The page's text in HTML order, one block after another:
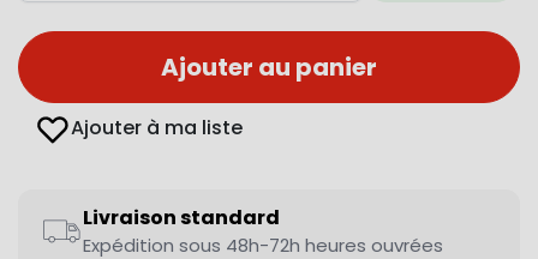
Ajouter au panier
Ajouter à ma liste
Livraison standard
Expédition sous 48h-72h heures ouvrées